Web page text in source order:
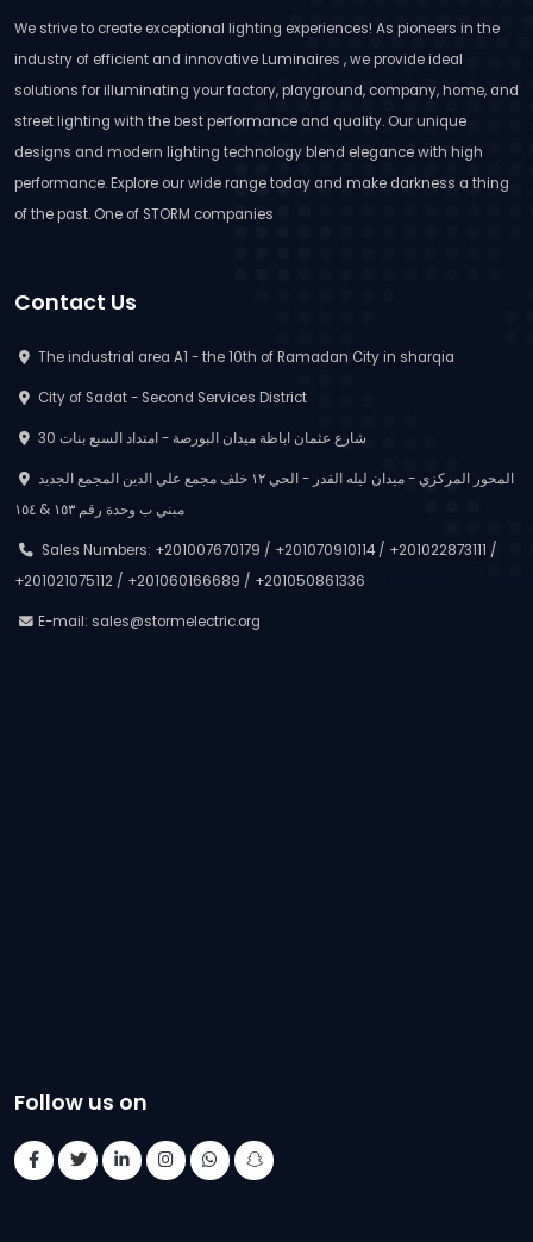
We strive to create exceptional lighting experiences! As pioneers in the
industry of efficient and innovative Luminaires , we provide ideal
solutions for illuminating your factory, playground, company, home, and
street lighting with the best performance and quality. Our unique
designs and modern lighting technology blend elegance with high
performance. Explore our wide range today and make darkness a thing
of the past. One of STORM companies
Contact Us
The industrial area A1 - the 10th of Ramadan City in sharqia
City of Sadat - Second Services District
30 شارع عثمان اباظة ميدان البورصة - امتداد السبع بنات
مبني ب وحدة رقم ١٥٣ & ١٥٤
Sales Numbers: +201007670179 / +201070910114 / +201022873111 /
+201021075112 / +201060166689 / +201050861336
E-mail: sales@stormelectric.org
Follow us on